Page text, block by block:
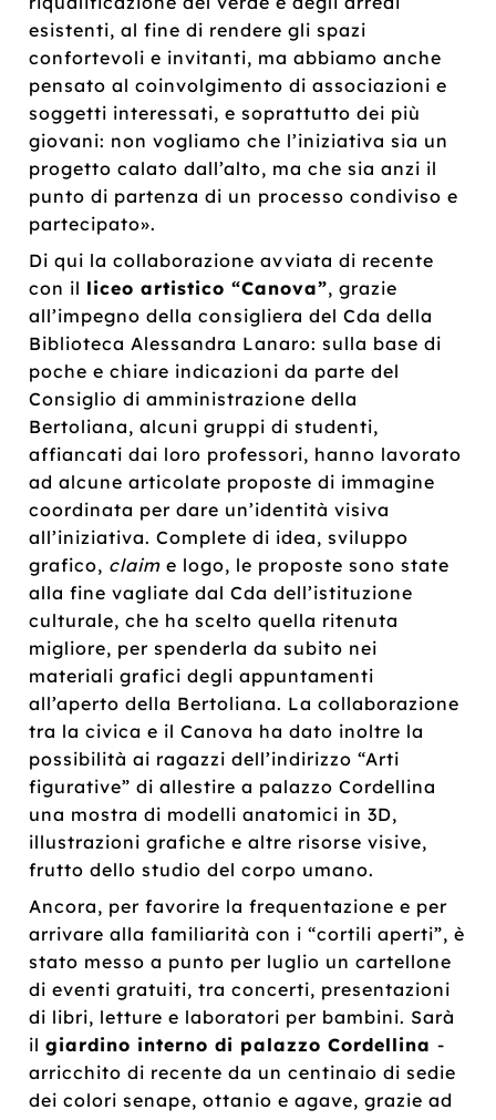
esistenti, al fine di rendere gli spazi
confortevoli e invitanti, ma abbiamo anche
pensato al coinvolgimento di associazioni e
soggetti interessati, e soprattutto dei più
giovani: non vogliamo che l’iniziativa sia un
progetto calato dall’alto, ma che sia anzi il
punto di partenza di un processo condiviso e
partecipato».
Di qui la collaborazione avviata di recente
con il liceo artistico “Canova”, grazie
all’impegno della consigliera del Cda della
Biblioteca Alessandra Lanaro: sulla base di
poche e chiare indicazioni da parte del
Consiglio di amministrazione della
Bertoliana, alcuni gruppi di studenti,
affiancati dai loro professori, hanno lavorato
ad alcune articolate proposte di immagine
coordinata per dare un’identità visiva
all’iniziativa. Complete di idea, sviluppo
grafico, claime logo, le proposte sono state
alla fine vagliate dal Cda dell’istituzione
culturale, che ha scelto quella ritenuta
migliore, per spenderla da subito nei
materiali grafici degli appuntamenti
all’aperto della Bertoliana. La collaborazione
tra la civica e il Canova ha dato inoltre la
possibilità ai ragazzi dell’indirizzo “Arti
figurative” di allestire a palazzo Cordellina
una mostra di modelli anatomici in 3D,
illustrazioni grafiche e altre risorse visive,
frutto dello studio del corpo umano.
Ancora, per favorire la frequentazione e per
arrivare alla familiarità con i “cortili aperti”, è
stato messo a punto per luglio un cartellone
di eventi gratuiti, tra concerti, presentazioni
di libri, letture e laboratori per bambini. Sarà
ilgiardino interno di palazzo Cordellina-
arricchito di recente da un centinaio di sedie
dei colori senape, ottanio e agave, grazie ad